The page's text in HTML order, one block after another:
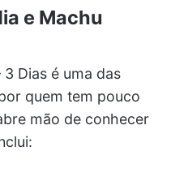
e Machu
Dias é uma das
quem tem pouco
mão de conhecer